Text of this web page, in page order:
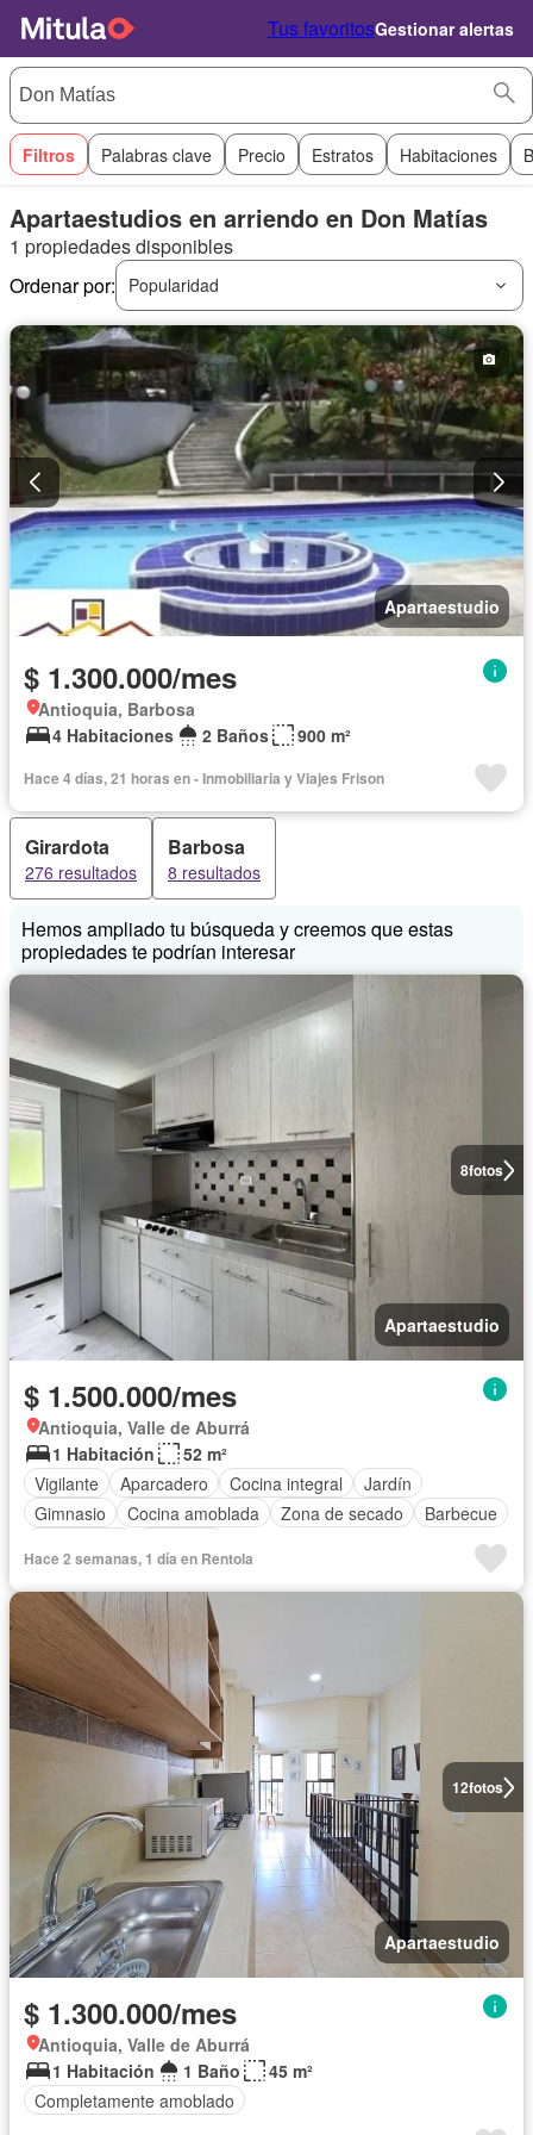
Tus favoritosGestionar alertas
Filtros Palabras clave Precio Estratos Habitaciones
Apartaestudios en arriendo en Don Matías
1 propiedades disponibles
Ordenar por:
Popularidad
Apartaestudio
$ 1.300.000/mes
Antioquia, Barbosa
4 Habitaciones
2 Baños 900 m²
Hace 4 días, 21 horas en - Inmobiliaria y Viajes Frison
Girardota
276 resultados
Barbosa
8 resultados
Hemos ampliado tu búsqueda y creemos que estas
propiedades te podrían interesar
8fotos
Apartaestudio
$ 1.500.000/mes
Antioquia, Valle de Aburrá
1 Habitación
52 m²
Vigilante
Aparcadero Cocina integral
Jardín
Gimnasio
Cocina amoblada Zona de secado
Barbecue
Hace 2 semanas, 1 día en Rentola
12fotos
Apartaestudio
$ 1.300.000/mes
Antioquia, Valle de Aburrá
1 Habitación
1 Baño
45 m²
Completamente amoblado